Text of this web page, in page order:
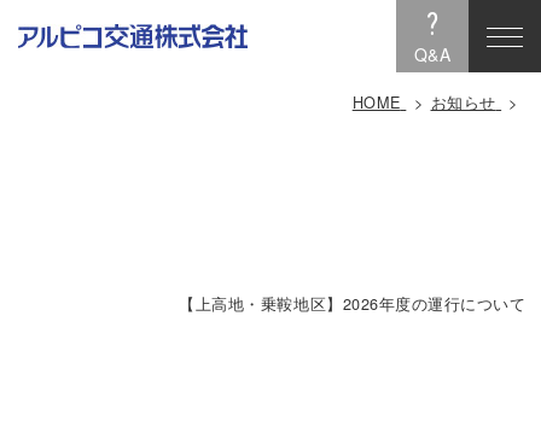
?
Q&A
HOME お知らせ
【上高地・乗鞍地区】2026年度の運行について